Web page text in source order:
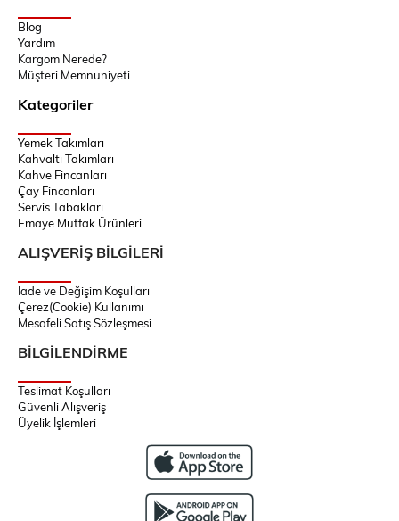
Blog
Yardım
Kargom Nerede?
Müşteri Memnuniyeti
Kategoriler
Yemek Takımları
Kahvaltı Takımları
Kahve Fincanları
Çay Fincanları
Servis Tabakları
Emaye Mutfak Ürünleri
ALIŞVERİŞ BİLGİLERİ
İade ve Değişim Koşulları
Çerez(Cookie) Kullanımı
Mesafeli Satış Sözleşmesi
BİLGİLENDİRME
Teslimat Koşulları
Güvenli Alışveriş
Üyelik İşlemleri